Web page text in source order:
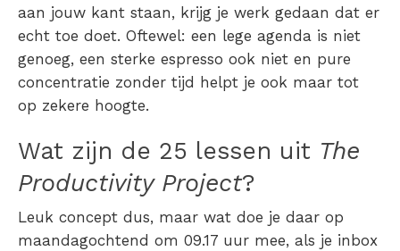
aan jouw kant staan, krijg je werk gedaan dat er
echt toe doet. Oftewel: een lege agenda is niet
genoeg, een sterke espresso ook niet en pure
concentratie zonder tijd helpt je ook maar tot
op zekere hoogte.
Wat zijn de 25 lessen uit The
Productivity Project?
Leuk concept dus, maar wat doe je daar op
maandagochtend om 09.17 uur mee, als je inbox